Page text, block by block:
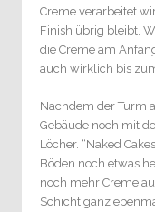
Creme verarbeitet
Finish übrig bleibt.
die Creme am
auch wirklich bis
Nachdem der Turm
Gebäude noch mit
Löcher. “Naked
Böden noch etwas
noch mehr Creme
Schicht ganz